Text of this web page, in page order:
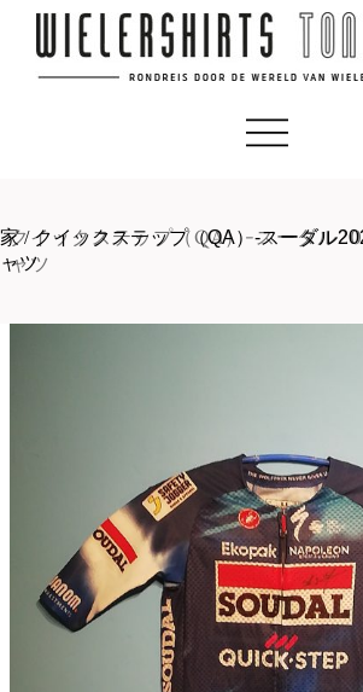
クイックステップ（QA）-スーダル
ャツ
家/クイックステップ（QA）-スーダル
ャツ